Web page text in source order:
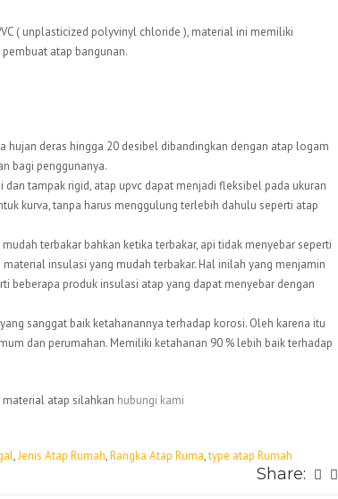
( unplasticized polyvinyl chloride ), material ini memiliki
atap bangunan.
hujan deras hingga 20 desibel dibandingkan dengan atap logam
bagi penggunanya.
tampak rigid, atap upvc dapat menjadi fleksibel pada ukuran
kurva, tanpa harus menggulung terlebih dahulu seperti atap
terbakar bahkan ketika terbakar, api tidak menyebar seperti
insulasi yang mudah terbakar. Hal inilah yang menjamin
beberapa produk insulasi atap yang dapat menyebar dengan
sanggat baik ketahanannya terhadap korosi. Oleh karena itu
dan perumahan. Memiliki ketahanan 90 % lebih baik terhadap
atap silahkan hubungi kami
,Jenis Atap Rumah,Rangka Atap Ruma,type atap Rumah
Share: